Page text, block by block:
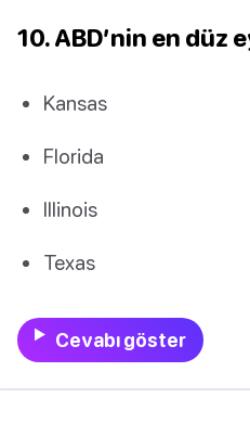
10. ABD’nin en
Kansas
Florida
Illinois
Texas
Cevabı göster